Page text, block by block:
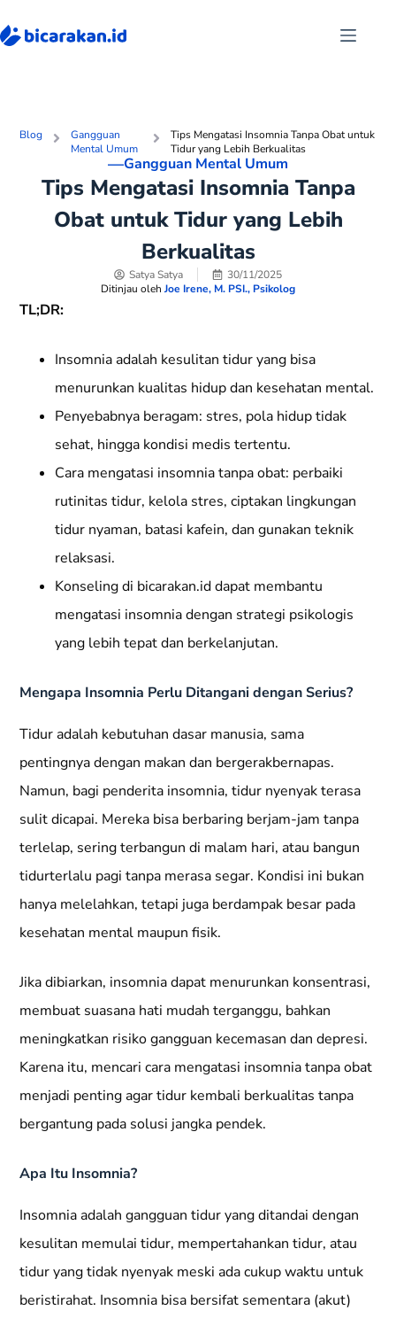
Blog
Gangguan
Mental Umum
Tips Mengatasi Insomnia Tanpa Obat untuk
Tidur yang Lebih Berkualitas
—Gangguan Mental Umum
Tips Mengatasi Insomnia Tanpa
Obat untuk Tidur yang Lebih
Berkualitas
Satya Satya
30/11/2025
Ditinjau oleh Joe Irene, M. PSI., Psikolog
TL;DR:
Insomnia adalah kesulitan tidur yang bisa
menurunkan kualitas hidup dan kesehatan mental.
Penyebabnya beragam: stres, pola hidup tidak
sehat, hingga kondisi medis tertentu.
Cara mengatasi insomnia tanpa obat: perbaiki
rutinitas tidur, kelola stres, ciptakan lingkungan
tidur nyaman, batasi kafein, dan gunakan teknik
relaksasi.
Konseling di bicarakan.id dapat membantu
mengatasi insomnia dengan strategi psikologis
yang lebih tepat dan berkelanjutan.
Mengapa Insomnia Perlu Ditangani dengan Serius?
Tidur adalah kebutuhan dasar manusia, sama
pentingnya dengan makan dan bergerakbernapas.
Namun, bagi penderita insomnia, tidur nyenyak terasa
sulit dicapai. Mereka bisa berbaring berjam-jam tanpa
terlelap, sering terbangun di malam hari, atau bangun
tidurterlalu pagi tanpa merasa segar. Kondisi ini bukan
hanya melelahkan, tetapi juga berdampak besar pada
kesehatan mental maupun fisik.
Jika dibiarkan, insomnia dapat menurunkan konsentrasi,
membuat suasana hati mudah terganggu, bahkan
meningkatkan risiko gangguan kecemasan dan depresi.
Karena itu, mencari cara mengatasi insomnia tanpa obat
menjadi penting agar tidur kembali berkualitas tanpa
bergantung pada solusi jangka pendek.
Apa Itu Insomnia?
Insomnia adalah gangguan tidur yang ditandai dengan
kesulitan memulai tidur, mempertahankan tidur, atau
tidur yang tidak nyenyak meski ada cukup waktu untuk
beristirahat. Insomnia bisa bersifat sementara (akut)